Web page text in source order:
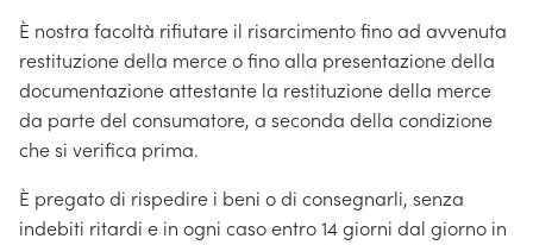
È nostra facoltà rifiutare il risarcimento fino ad avvenuta
restituzione della merce o fino alla presentazione della
documentazione attestante la restituzione della merce
da parte del consumatore, a seconda della condizione
che si verifica prima.
È pregato di rispedire i beni o di consegnarli, senza
indebiti ritardi e in ogni caso entro 14 giorni dal giorno in